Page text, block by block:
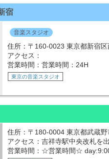
宿
音楽スタジオ
住所：〒160-0023 東京都新宿
アクセス：
営業時間：営業時間：24H
東京の音楽スタジオ
住所：〒180-0004 東京都武蔵
アクセス：吉祥寺駅中央改札を
営業時間：☆営業時間☆